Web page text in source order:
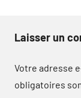
Laisser un
Votre adresse
obligatoires